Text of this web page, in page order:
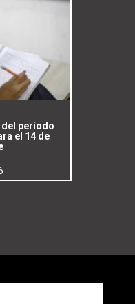
período
el 14 de